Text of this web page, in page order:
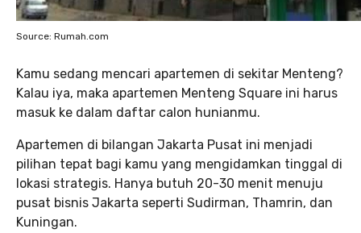
Source: Rumah.com
Kamu sedang mencari apartemen di sekitar Menteng?
Kalau iya, maka apartemen Menteng Square ini harus
masuk ke dalam daftar calon hunianmu.
Apartemen di bilangan Jakarta Pusat ini menjadi
pilihan tepat bagi kamu yang mengidamkan tinggal di
lokasi strategis. Hanya butuh 20-30 menit menuju
pusat bisnis Jakarta seperti Sudirman, Thamrin, dan
Kuningan.